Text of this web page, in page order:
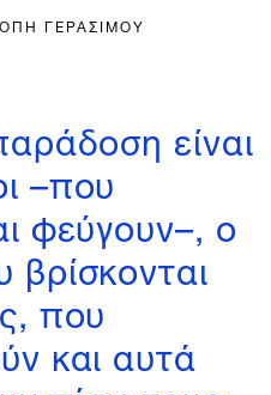
ΓΕΡΑΣΙΜΟΥ
είναι
–που
φεύγουν–, ο
που
και αυτά